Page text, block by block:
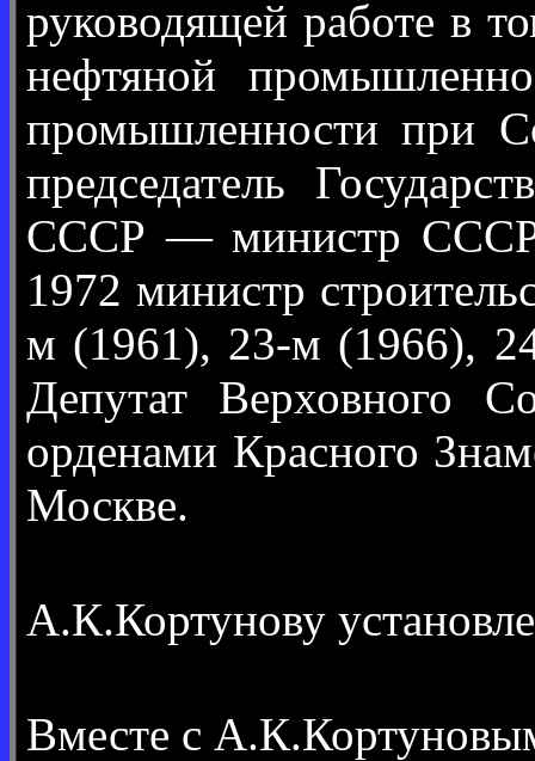
руководящей работе в
нефтяной
промышленности при
председатель
СССР — министр СССР.
1972 министр
м (1961), 23-м (1966),
Депутат Верховного
орденами Красного
Москве.
А.К.Кортунову
Вместе с